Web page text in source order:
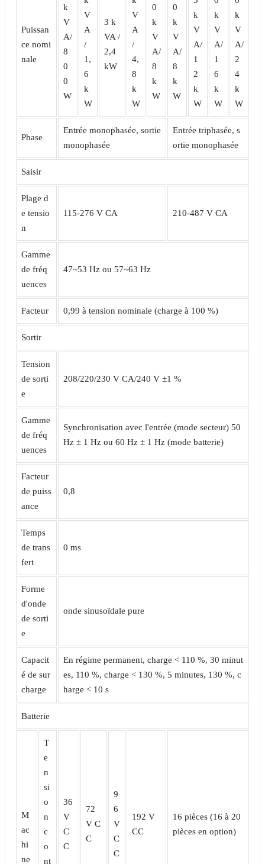
Puissan
ce nomi
nale
k
V
A/
8
0
0
W
V
A
/
1,
6
k
W
3 k
VA /
2,4
kW
V
A
/
4,
8
k
W
0
k
V
A/
8
k
W
0
k
V
A/
8
k
W
k
V
A/
1
2
k
W
k
V
A/
1
6
k
W
k
V
A/
2
4
k
W
Phase
Entrée monophasée, sortie
monophasée
Entrée triphasée, s
ortie monophasée
Saisir
Plage d
e tensio
n
115-276 V CA 210-487 V CA
Gamme
de fréq
uences
47~53 Hz ou 57~63 Hz
Facteur 0,99 à tension nominale (charge à 100 %)
Sortir
Tension
de sorti
e
208/220/230 V CA/240 V ±1 %
Gamme
de fréq
uences
Synchronisation avec l'entrée (mode secteur) 50
Hz ± 1 Hz ou 60 Hz ± 1 Hz (mode batterie)
Facteur
de puiss
ance
0,8
Temps
de trans
fert
0 ms
Forme
d'onde
de sorti
e
onde sinusoïdale pure
Capacit
é de sur
charge
En régime permanent, charge < 110 %, 30 minut
es, 110 %, charge < 130 %, 5 minutes, 130 %, c
harge < 10 s
Batterie
M
ac
hi
ne
T
e
n
si
o
n
c
o
nt
36
V
C
C
72
V C
C
9
6
V
C
C
192 V
CC
16 pièces (16 à 20
pièces en option)